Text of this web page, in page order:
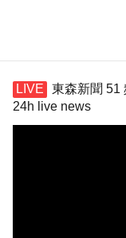
東森新聞 51
24h live news